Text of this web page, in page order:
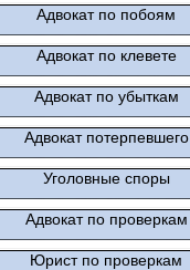
Адвокат по побоям
Адвокат по клевете
Адвокат по убыткам
Адвокат потерпевшего
Уголовные споры
Адвокат по проверкам
Юрист по проверкам